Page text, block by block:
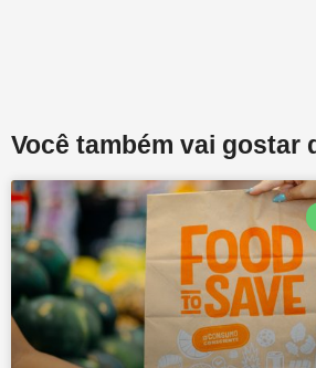
Você também vai gostar